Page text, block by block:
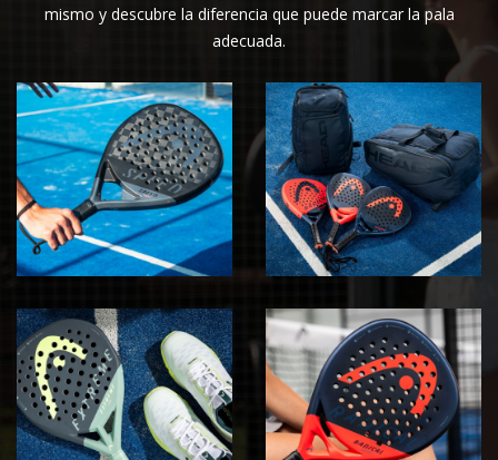
mismo y descubre la diferencia que puede marcar la pala
adecuada.